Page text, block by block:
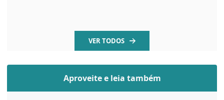
VER TODOS
Aproveite e leia também